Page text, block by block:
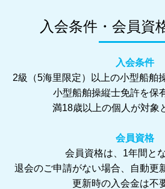
入会条件・会員資
入会条件
2級（5海里限定）以上の小型船舶
小型船舶操縦士免許を保
満18歳以上の個人が対象
会員資格
会員資格は、1年間と
退会のご申請がない場合、自動更
更新時の入会金は不